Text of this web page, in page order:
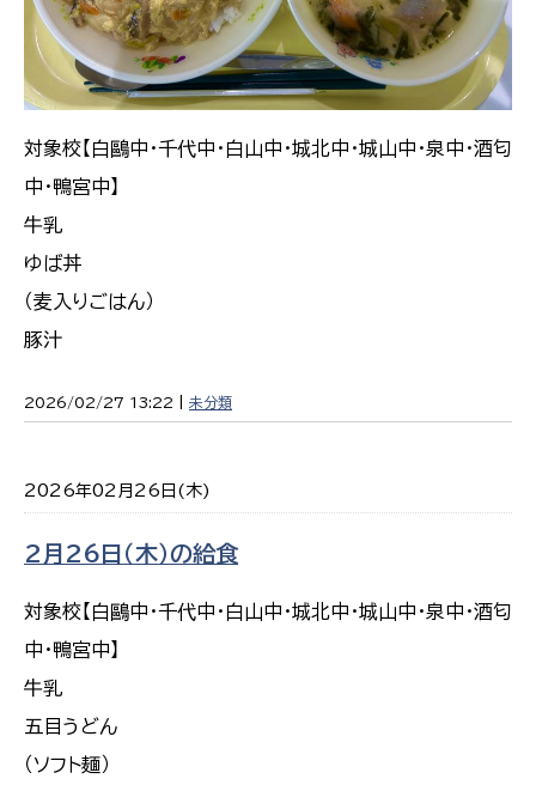
対象校【白鷗中・千代中・白山中・城北中・城山中・泉中・酒匂
中・鴨宮中】
牛乳
ゆば丼
（麦入りごはん）
豚汁
2026/02/27 13:22 | 未分類
2026年02月26日(木)
2月26日（木）の給食
対象校【白鷗中・千代中・白山中・城北中・城山中・泉中・酒匂
中・鴨宮中】
牛乳
五目うどん
（ソフト麺）